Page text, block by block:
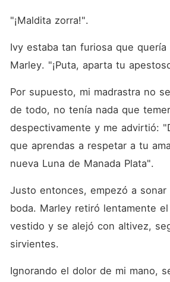
"¡Maldita zorra!".
Ivy estaba tan furiosa que quería
Marley. "¡Puta, aparta tu
Por supuesto, mi madrastra no
de todo, no tenía nada que
despectivamente y me advirtió:
que aprendas a respetar a tu
nueva Luna de Manada Plata".
Justo entonces, empezó a sonar
boda. Marley retiró lentamente
vestido y se alejó con altivez,
sirvientes.
Ignorando el dolor de mi mano,